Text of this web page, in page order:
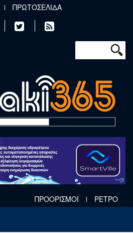
περιεχόμενο
ΠΡΩΤΟΣΕΛΙΔΑ
Φόρμα
Αναζήτηση
ΠΡΟΟΡΙΣΜΟΙ ΡΕΤΡΟ